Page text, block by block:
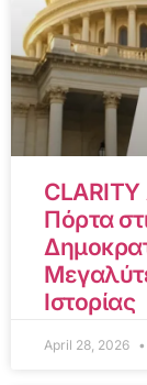
Πόρτα
Ιστορίας
April 28, 2026